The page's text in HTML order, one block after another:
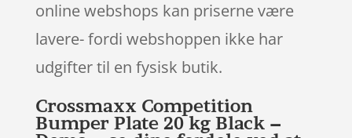
online webshops kan priserne være
lavere- fordi webshoppen ikke har
udgifter til en fysisk butik.
Crossmaxx Competition
Bumper Plate 20 kg Black –